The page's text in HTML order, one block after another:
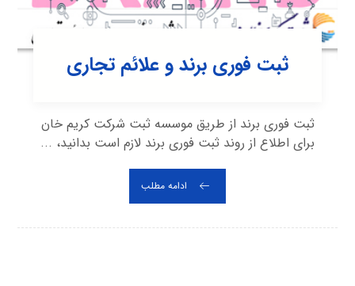
ثبت فوری برند و علائم تجاری
ثبت فوری برند از طریق موسسه ثبت شرکت کریم خان
برای اطلاع از روند ثبت فوری برند لازم است بدانید، ...
ادامه مطلب